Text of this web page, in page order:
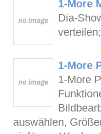
1-More
Dia-
1-More
1-More
auswählen,